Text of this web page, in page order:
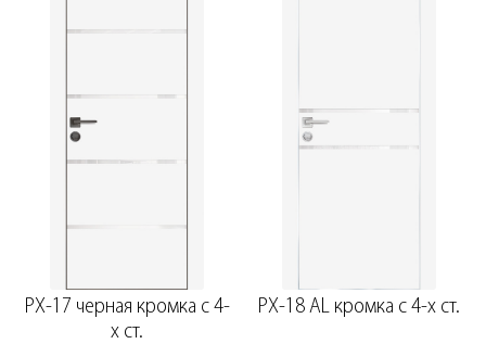
PX-17 черная кромка с 4-
х ст.
PX-18 AL кромка с 4-х ст.